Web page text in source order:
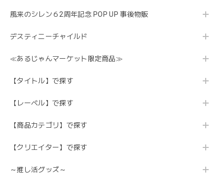
風来のシレン６2周年記念 POP UP 事後物販
デスティニーチャイルド
≪あるじゃんマーケット限定商品≫
【タイトル】で探す
【レーベル】で探す
【商品カテゴリ】で探す
【クリエイター】で探す
～推し活グッズ～